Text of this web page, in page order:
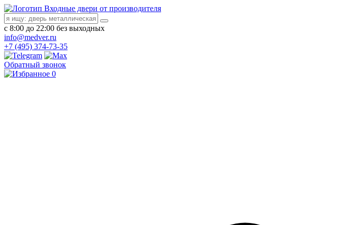
Входные двери от производителя
с 8:00 до 22:00 без выходных
info@medver.ru
+7 (495) 374-73-35
Обратный звонок
0